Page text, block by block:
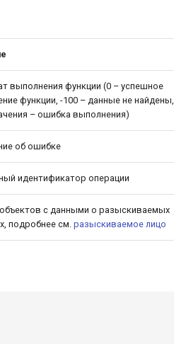
выполнения функции (0 – успешное
функции, -100 – данные не найдены,
– ошибка выполнения)
об ошибке
идентификатор операции
с данными о разыскиваемых
подробнее см. разыскиваемое лицо